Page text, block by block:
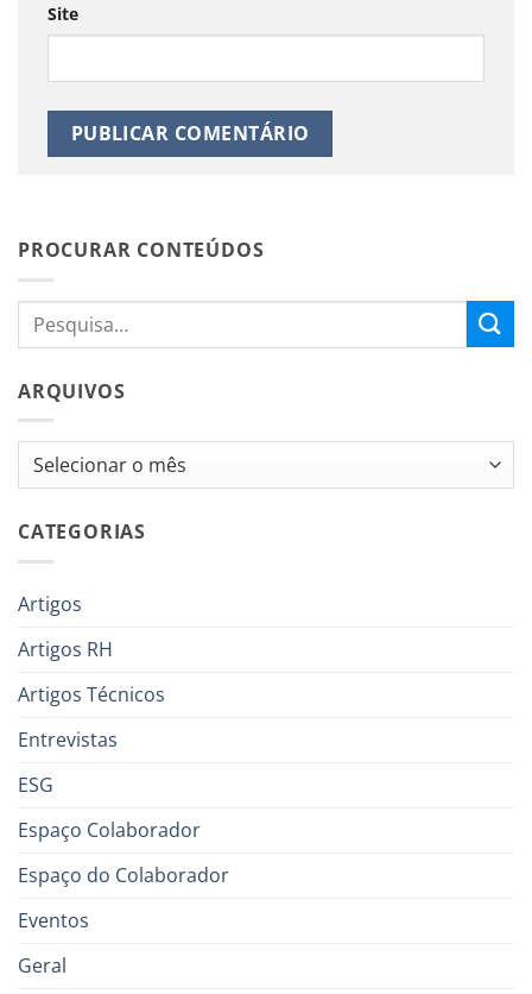
Site
PROCURAR CONTEÚDOS
ARQUIVOS
Arquivos
CATEGORIAS
Artigos
Artigos RH
Artigos Técnicos
Entrevistas
ESG
Espaço Colaborador
Espaço do Colaborador
Eventos
Geral